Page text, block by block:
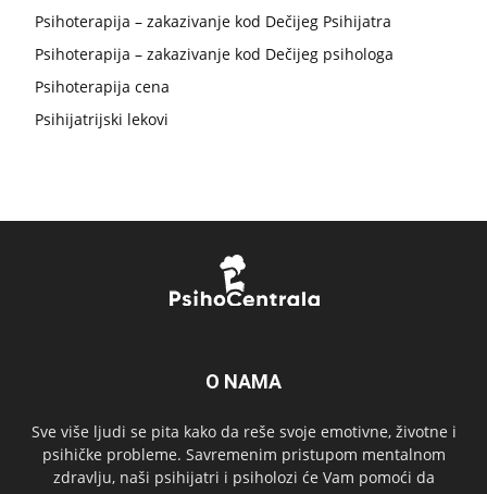
Psihoterapija – zakazivanje kod Dečijeg Psihijatra
Psihoterapija – zakazivanje kod Dečijeg psihologa
Psihoterapija cena
Psihijatrijski lekovi
O NAMA
Sve više ljudi se pita kako da reše svoje emotivne, životne i
psihičke probleme. Savremenim pristupom mentalnom
zdravlju, naši psihijatri i psiholozi će Vam pomoći da